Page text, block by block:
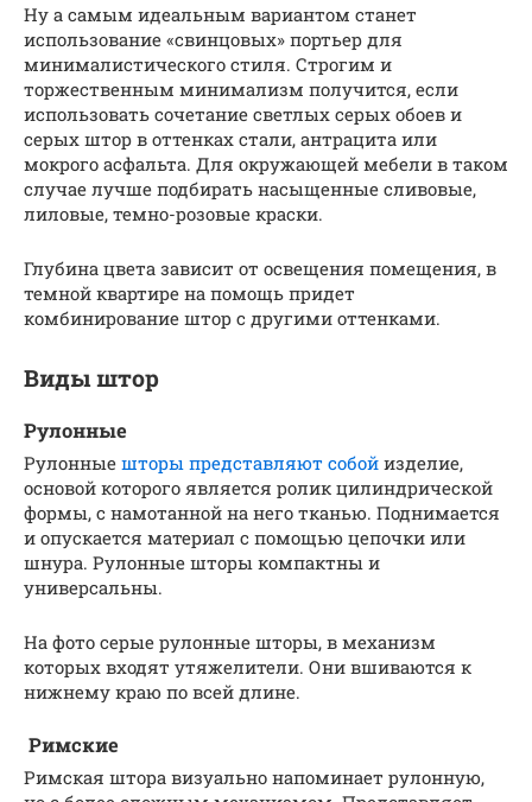
Ну а самым идеальным вариантом станет
использование «свинцовых» портьер для
минималистического стиля. Строгим и
торжественным минимализм получится, если
использовать сочетание светлых серых обоев и
серых штор в оттенках стали, антрацита или
мокрого асфальта. Для окружающей мебели в таком
случае лучше подбирать насыщенные сливовые,
лиловые, темно-розовые краски.
Глубина цвета зависит от освещения помещения, в
темной квартире на помощь придет
комбинирование штор с другими оттенками.
Виды штор
Рулонные
Рулонные шторы представляют собой изделие,
основой которого является ролик цилиндрической
формы, с намотанной на него тканью. Поднимается
и опускается материал с помощью цепочки или
шнура. Рулонные шторы компактны и
универсальны.
На фото серые рулонные шторы, в механизм
которых входят утяжелители. Они вшиваются к
нижнему краю по всей длине.
Римские
Римская штора визуально напоминает рулонную,